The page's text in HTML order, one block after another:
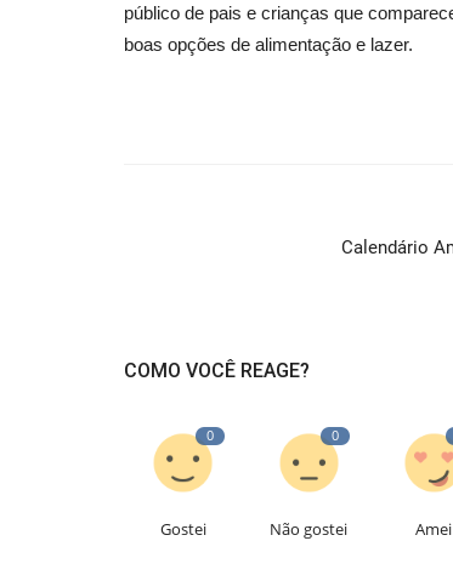
público de pais e crianças que
boas opções de alimentação e lazer.
Calendário
COMO VOCÊ REAGE?
0
Gostei
0
Não gostei Amei